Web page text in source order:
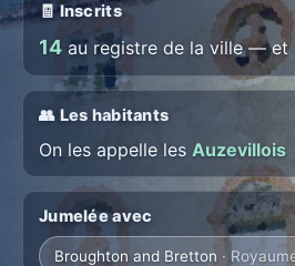
🧾 Inscrits
14 au registre de la ville — et
👥 Les habitants
On les appelle les Auzevillois
Jumelée avec
Broughton and Bretton ·